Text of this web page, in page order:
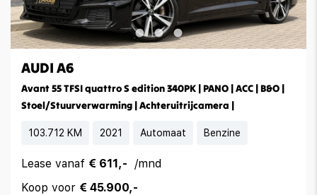
AUDI A6
Avant 55 TFSI quattro S edition 340PK | PANO | ACC | B&O |
Stoel/Stuurverwarming | Achteruitrijcamera |
103.712 KM 2021 Automaat Benzine
Lease vanaf € 611,-
/mnd
Koop voor € 45.900,-